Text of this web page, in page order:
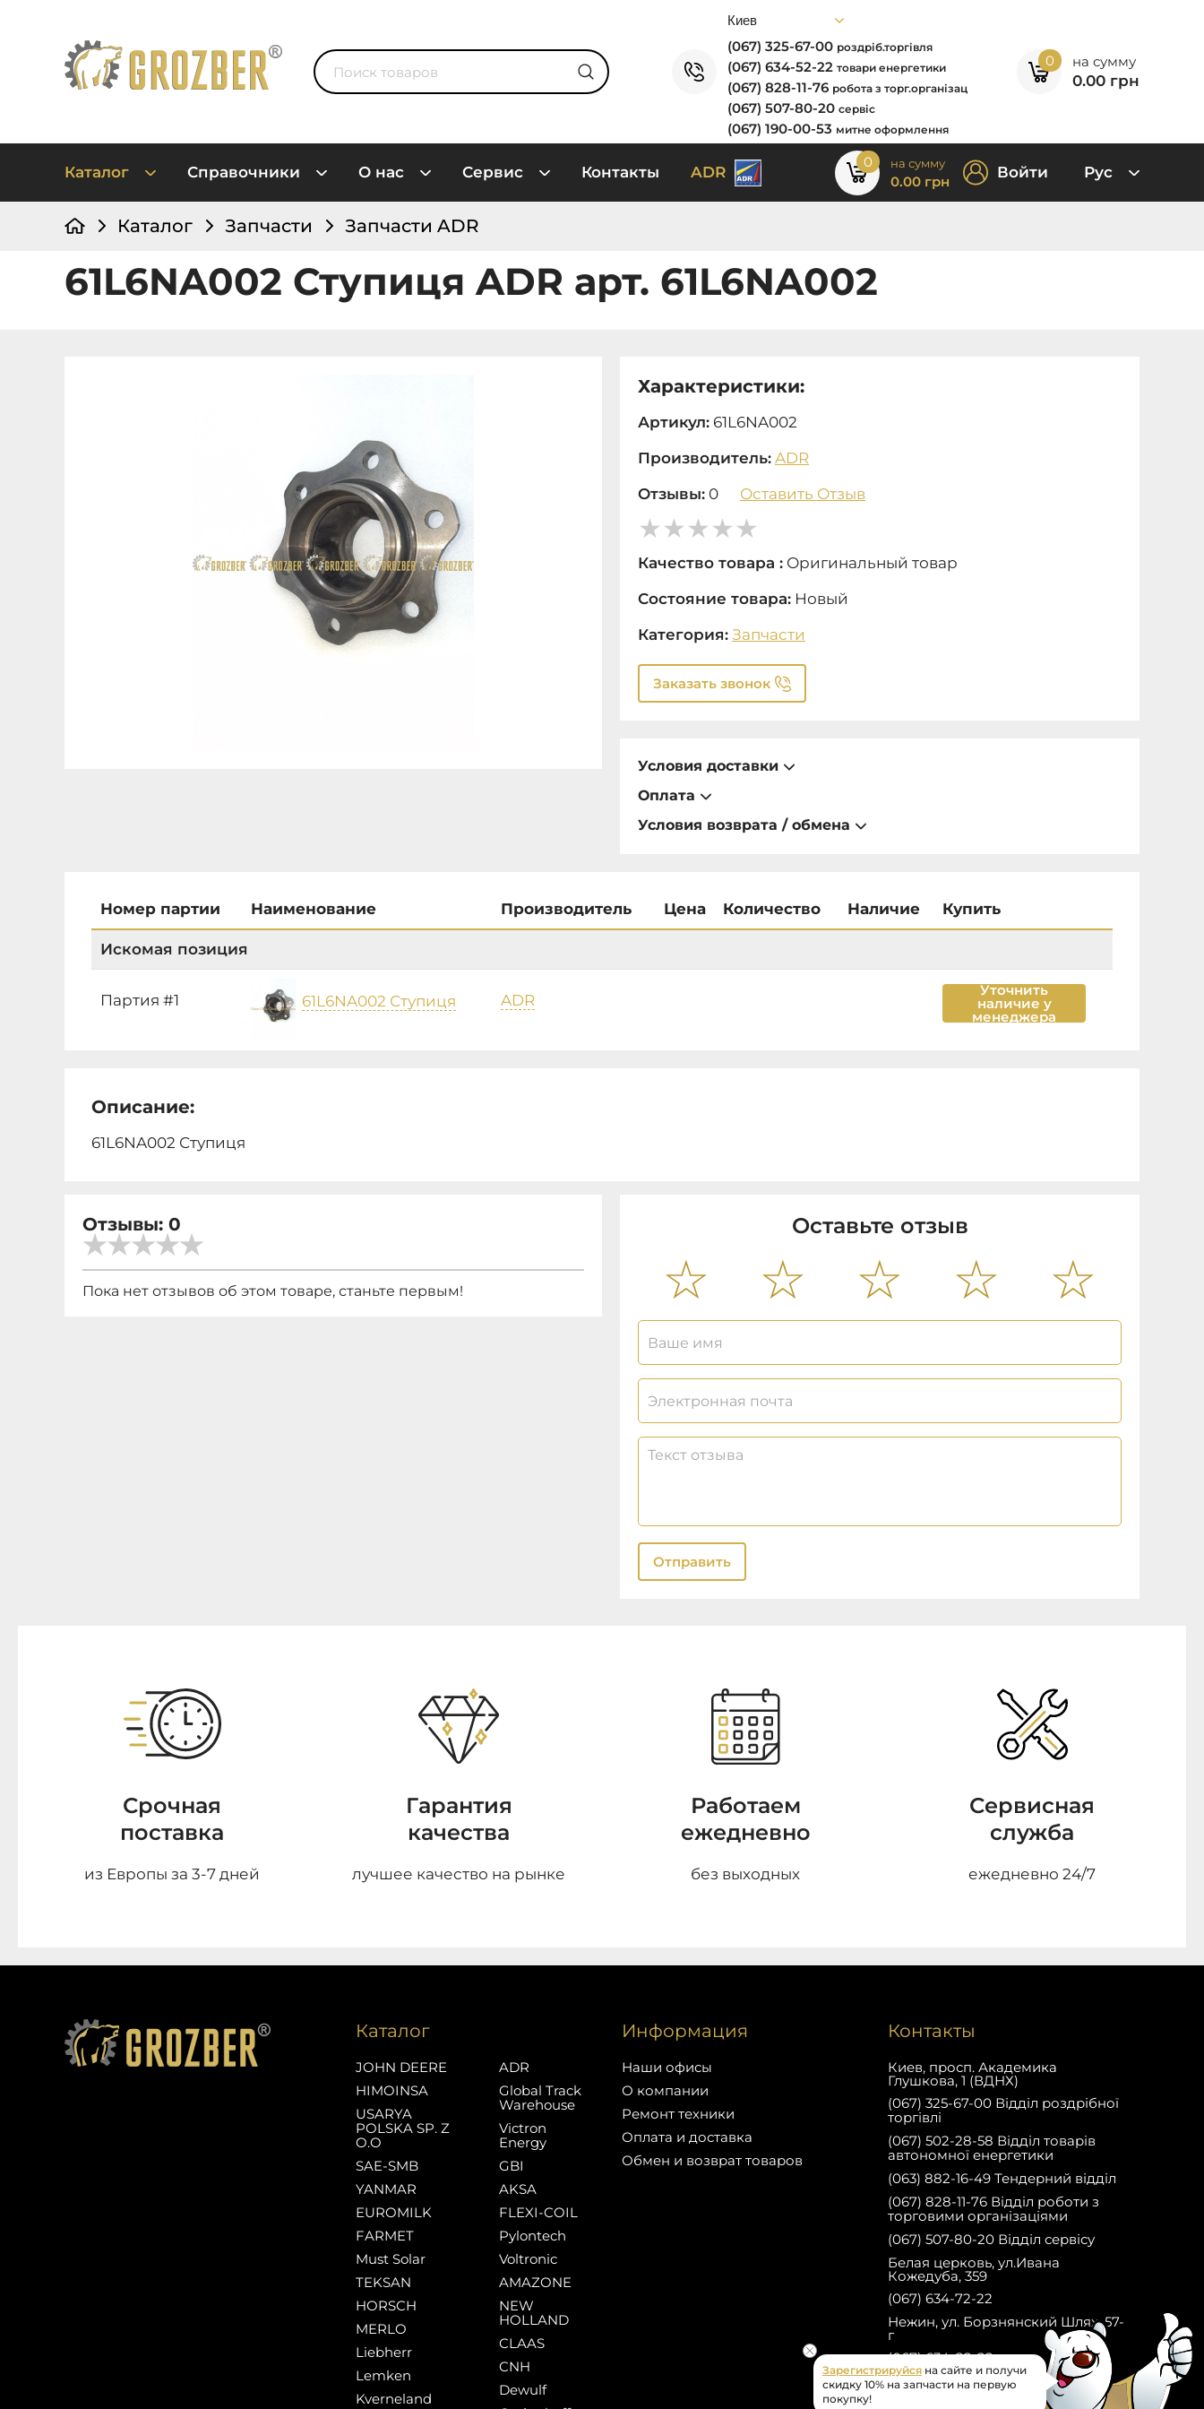
(067) 325-67-00 роздріб.торгівля
(067) 634-52-22 товари енергетики
(067) 828-11-76 робота з торг.організац
(067) 507-80-20 сервіс
(067) 190-00-53 митне оформлення
0 на сумму
0.00 грн
Каталог Справочники О нас Сервис Контакты ADR
0 на сумму
0.00 грн Войти Рус
Каталог Запчасти Запчасти ADR
61L6NA002 Ступиця ADR арт. 61L6NA002
Характеристики:
Артикул: 61L6NA002
Производитель: ADR
Отзывы: 0 Оставить Отзыв
Качество товара : Оригинальный товар
Состояние товара: Новый
Категория: Запчасти
Заказать звонок
Условия доставки
Оплата
Условия возврата / обмена
Номер партии Наименование Производитель Цена Количество Наличие Купить
Искомая позиция
Партия #1 61L6NA002 Ступиця ADR
Уточнить
наличие у
менеджера
Описание:
61L6NA002 Ступиця
Отзывы: 0
Пока нет отзывов об этом товаре, станьте первым!
Оставьте отзыв
Отправить
Срочная
поставка
из Европы за 3-7 дней
Гарантия
качества
лучшее качество на рынке
Работаем
ежедневно
без выходных
Сервисная
служба
ежедневно 24/7
Каталог
JOHN DEERE
HIMOINSA
USARYA
POLSKA SP. Z
O.O
SAE-SMB
YANMAR
EUROMILK
FARMET
Must Solar
TEKSAN
HORSCH
MERLO
Liebherr
Lemken
Kverneland
ADR
Global Track
Warehouse
Victron
Energy
GBI
AKSA
FLEXI-COIL
Pylontech
Voltronic
AMAZONE
NEW
HOLLAND
CLAAS
CNH
Dewulf
Информация
Наши офисы
О компании
Ремонт техники
Оплата и доставка
Обмен и возврат товаров
Контакты
Киев, просп. Академика
Глушкова, 1 (ВДНХ)
(067) 325-67-00 Відділ роздрібної
торгівлі
(067) 502-28-58 Відділ товарів
автономної енергетики
(063) 882-16-49 Тендерний відділ
(067) 828-11-76 Відділ роботи з
торговими організаціями
(067) 507-80-20 Відділ сервісу
Белая церковь, ул.Ивана
Кожедуба, 359
(067) 634-72-22
Нежин, ул. Борзнянский Шлях, 57-
г
(067) 634-82-22
Facebook
Зарегистрируйся на сайте и получи
скидку 10% на запчасти на первую
покупку!